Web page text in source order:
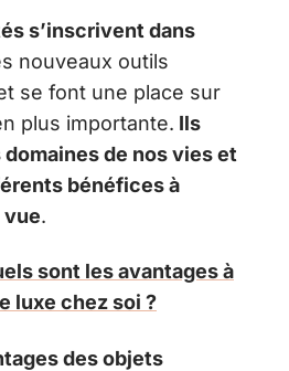
s’inscrivent dans
nouveaux outils
se font une place sur
plus importante. Ils
de nos vies et
bénéfices à
vue.
sont les avantages à
luxe chez soi ?
des objets